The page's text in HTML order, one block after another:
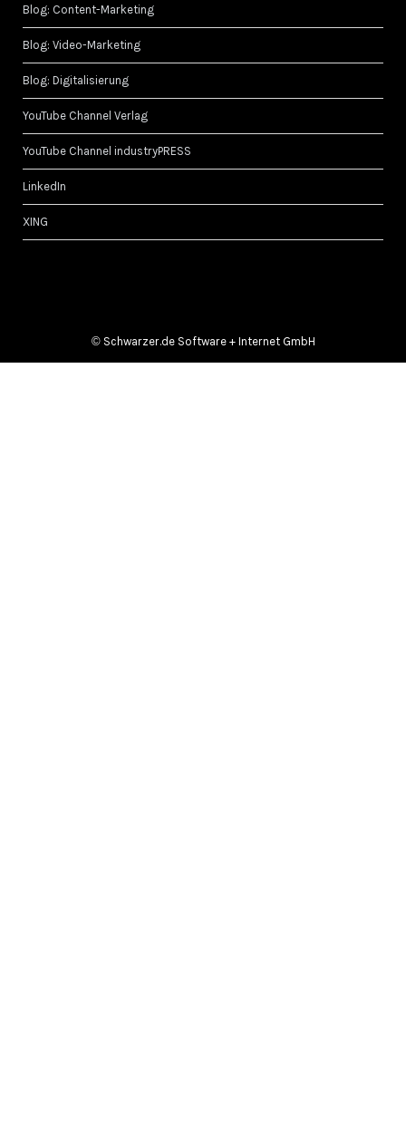
Blog: Content-Marketing
Blog: Video-Marketing
Blog: Digitalisierung
YouTube Channel Verlag
YouTube Channel industryPRESS
LinkedIn
XING
© Schwarzer.de Software + Internet GmbH